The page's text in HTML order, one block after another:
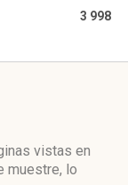
3 998
vistas en
muestre, lo